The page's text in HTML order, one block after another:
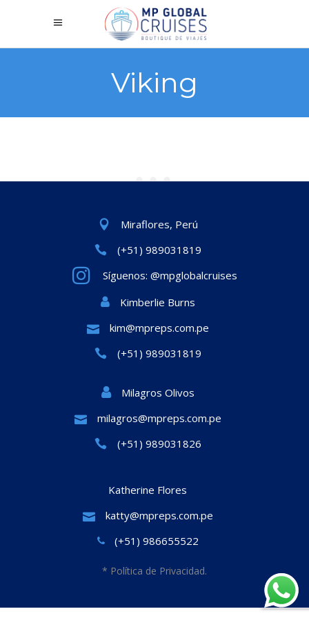
Viking
Miraflores, Perú
(+51) 989031819
Síguenos: @mpglobalcruises
Kimberlie Burns
kim@mpreps.com.pe
(+51) 989031819
Milagros Olivos
milagros@mpreps.com.pe
(+51) 989031826
Katherine Flores
katty@mpreps.com.pe
(+51) 986655522
* Política de Privacidad.